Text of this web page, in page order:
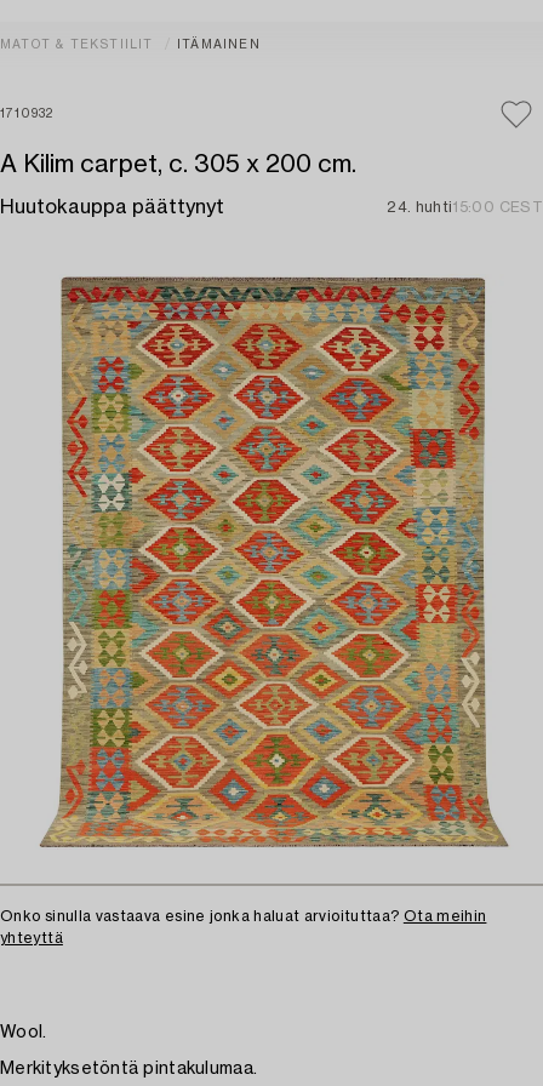
MATOT & TEKSTIILIT ITÄMAINEN
1710932
A Kilim carpet, c. 305 x 200 cm.
Huutokauppa päättynyt 24. huhti15:00 CEST
Onko sinulla vastaava esine jonka haluat arvioituttaa? Ota meihin
yhteyttä
Wool.
Merkityksetöntä pintakulumaa.